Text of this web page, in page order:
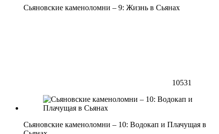
Сьяновские каменоломни – 9: Жизнь в Сьянах
10531
Сьяновские каменоломни – 10: Водокап и Плачущая в